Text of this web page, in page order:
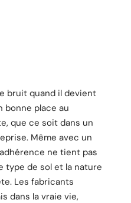
bruit quand il devient
bonne place au
que ce soit dans un
Même avec un
ne tient pas
type de sol et la nature
Les fabricants
dans la vraie vie,